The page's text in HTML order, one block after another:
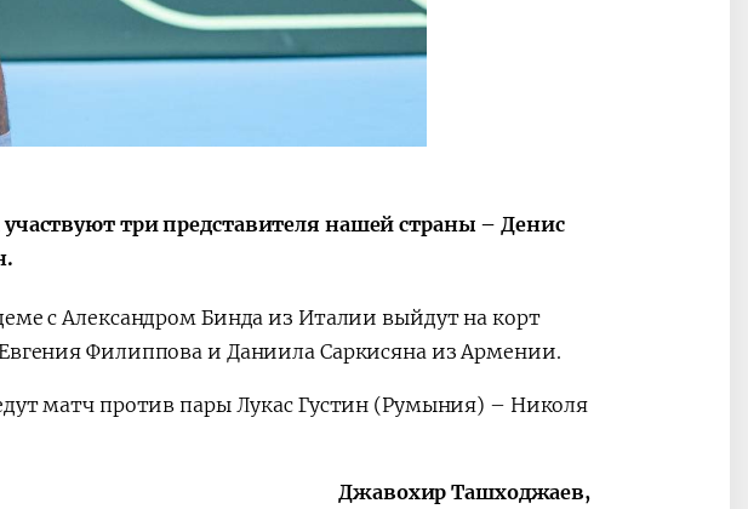
три представителя нашей страны – Денис
с Александром Бинда из Италии выйдут на корт
Филиппова и Даниила Саркисяна из Армении.
матч против пары Лукас Густин (Румыния) – Николя
Джавохир Ташходжаев,